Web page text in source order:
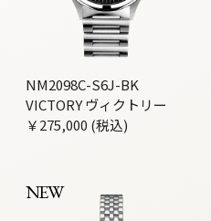
NM2098C-S6J-BK
VICTORY ヴィクトリー
￥275,000 (税込)
NEW